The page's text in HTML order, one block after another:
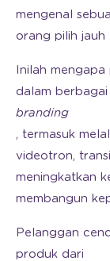
mengenal
orang pilih jauh
Inilah mengapa
dalam berbagai
branding
, termasuk
videotron,
meningkatkan
membangun
Pelanggan
produk dari